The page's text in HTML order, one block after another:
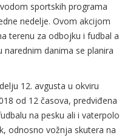
sportskih programa
nedelje. Ovom akcijom
terenu za odbojku i fudbal a
narednim danima se planira
12. avgusta u okviru
od 12 časova, predviđena
na pesku ali i vaterpolo
odnosno vožnja skutera na